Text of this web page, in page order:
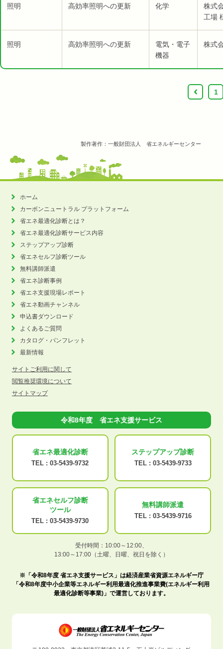
照明 高効率照明への更新 化学
株式
工場
照明 高効率照明への更新
電気・電子
機器
株式
‹ 1
製作著作：一般財団法人 省エネルギーセンター
ホーム
カーボンニュートラル プラットフォーム
省エネ最適化診断とは？
省エネ最適化診断サービス内容
ステップアップ診断
省エネセルフ診断ツール
無料講師派遣
省エネ診断事例
省エネ支援現場レポート
省エネ動画チャンネル
申込書ダウンロード
よくあるご質問
カタログ・パンフレット
最新情報
サイトご利用に関して
閲覧推奨環境について
サイトマップ
令和8年度 省エネ支援サービス
省エネ最適化診断
TEL : 03-5439-9732
ステップアップ診断
TEL : 03-5439-9733
省エネセルフ診断
ツール
TEL : 03-5439-9730
無料講師派遣
TEL : 03-5439-9716
受付時間：10:00～12:00、
13:00～17:00（土曜、日曜、祝日を除く）
※「令和8年度 省エネ支援サービス」は経済産業省資源エネルギー庁
「令和8年度中小企業等エネルギー利用最適化推進事業費(エネルギー利用
最適化診断等事業)」で運営しております。